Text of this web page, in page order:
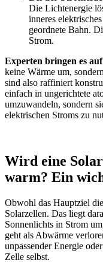
Die Lichtenergie
inneres
geordnete Bahn.
Strom.
Experten bringen es
keine Wärme um,
sind also raffiniert
einfach in ungerichtete
umzuwandeln, sondern
elektrischen Stroms zu
Wird eine
warm? Ein
Obwohl das Hauptziel
Solarzellen. Das liegt
Sonnenlichts in Strom
geht als Abwärme
unpassender Energie
Zelle selbst.